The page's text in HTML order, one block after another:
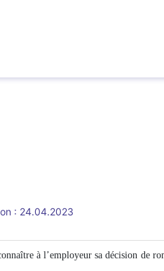
: 24.04.2023
à l’employeur sa décision de